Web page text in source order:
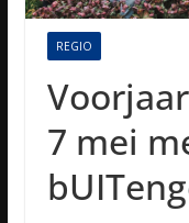
REGIO
7 mei